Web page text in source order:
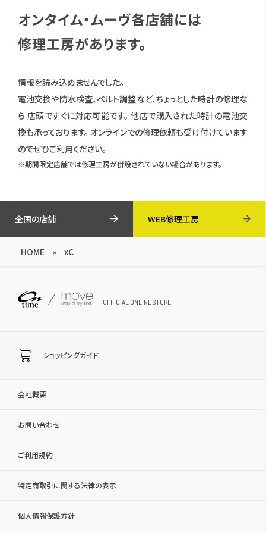
オンタイム・ムーヴ各店舗には
修理工房があります。
情報を読み込めませんでした。
電池交換や防水検査、ベルト調整など、ちょっとした時計の修理な
ら 店頭ですぐに対応可能です。 他店で購入された時計の電池交
換も承っております。 オンラインでの修理依頼も受け付けています
のでぜひご利用ください。
※期間限定店舗では修理工房が併設されていない場合があります。
全国の店舗 WEB修理工房
HOME » xC
OFFICIAL ONLINE STORE
会社概要
お問い合わせ
ご利用規約
特定商取引に関する法律の表示
個人情報保護方針
ショッピングガイド